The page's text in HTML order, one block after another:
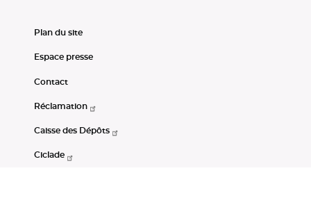
Plan du site
Espace presse
Contact
Réclamation
Caisse des Dépôts
Ciclade